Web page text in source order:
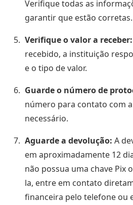
Verifique todas as
garantir que estão corretas.
Verifique o valor a receber:
recebido, a instituição
e o tipo de valor.
Guarde o número de
número para contato com
necessário.
Aguarde a devolução: A
em aproximadamente 12
não possua uma chave Pix
la, entre em contato
financeira pelo telefone ou